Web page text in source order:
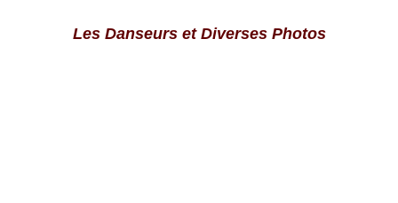
Les Danseurs et Diverses Photos